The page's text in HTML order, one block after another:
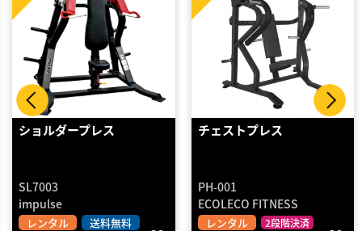
無料
チェストプレス
レンタル 2段階決済
プレートロー
STRENGTH ASIA
レンタル